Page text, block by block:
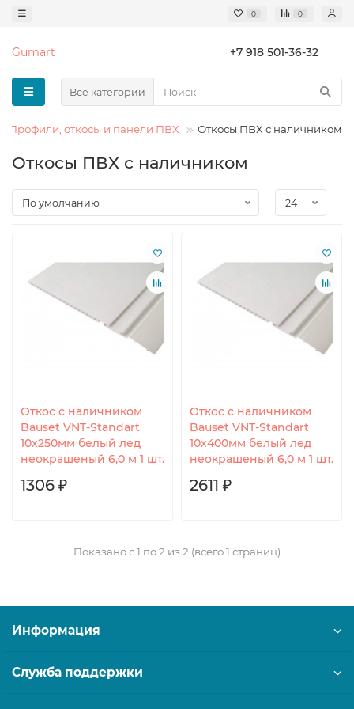
0 0
Gumart +7 918 501-36-32
Все категории
Профили, откосы и панели ПВХ Откосы ПВХ с наличником
Откосы ПВХ с наличником
Откос с наличником
Bauset VNT-Standart
10х250мм белый лед
неокрашеный 6,0 м 1 шт.
1306 ₽
Откос с наличником
Bauset VNT-Standart
10х400мм белый лед
неокрашеный 6,0 м 1 шт.
2611 ₽
Показано с 1 по 2 из 2 (всего 1 страниц)
Информация
Служба поддержки